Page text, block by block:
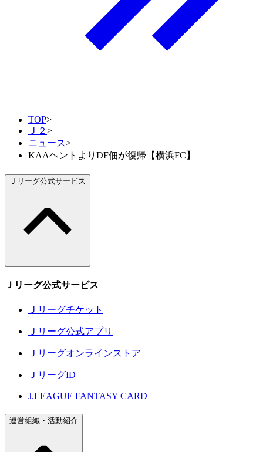
TOP>
Ｊ２ >
ニュース>
KAAヘントよりDF佃が復帰【横浜FC】
Ｊリーグ公式サービス
Ｊリーグ公式サービス
Ｊリーグチケット
Ｊリーグ公式アプリ
Ｊリーグオンラインストア
ＪリーグID
J.LEAGUE FANTASY CARD
運営組織・活動紹介